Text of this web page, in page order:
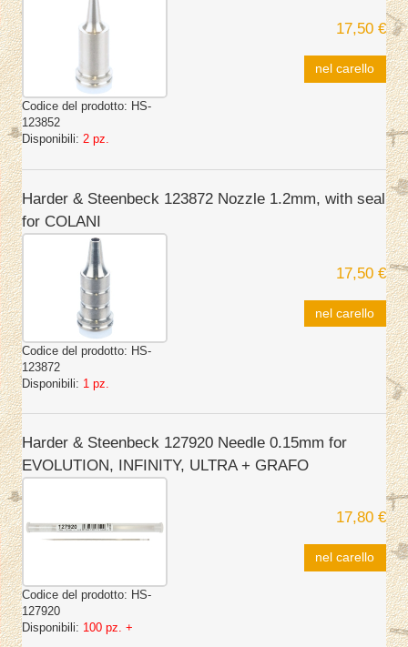
Codice del prodotto: HS-
123852
Disponibili: 2 pz.
17,50 €
nel carello
Harder & Steenbeck 123872 Nozzle 1.2mm, with seal
for COLANI
Codice del prodotto: HS-
123872
Disponibili: 1 pz.
17,50 €
nel carello
Harder & Steenbeck 127920 Needle 0.15mm for
EVOLUTION, INFINITY, ULTRA + GRAFO
Codice del prodotto: HS-
127920
Disponibili: 100 pz. +
17,80 €
nel carello